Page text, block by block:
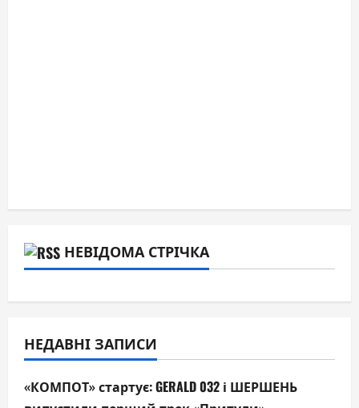
НЕВІДОМА СТРІЧКА
НЕДАВНІ ЗАПИСИ
«КОМПОТ» стартує: GERALD 032 і ШЕРШЕНЬ